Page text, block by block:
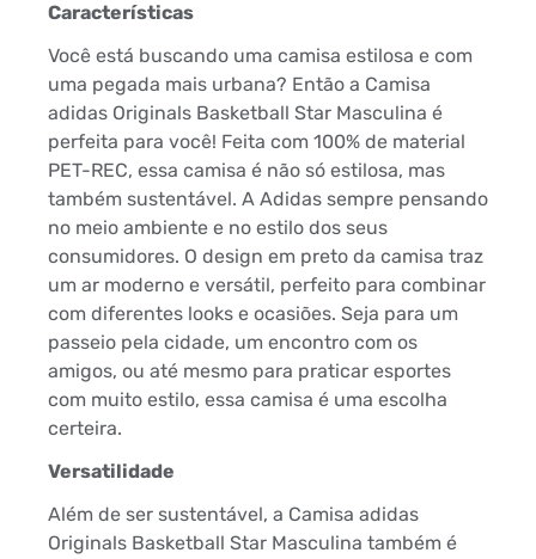
Características
Você está buscando uma camisa estilosa e com
uma pegada mais urbana? Então a Camisa
adidas Originals Basketball Star Masculina é
perfeita para você! Feita com 100% de material
PET-REC, essa camisa é não só estilosa, mas
também sustentável. A Adidas sempre pensando
no meio ambiente e no estilo dos seus
consumidores. O design em preto da camisa traz
um ar moderno e versátil, perfeito para combinar
com diferentes looks e ocasiões. Seja para um
passeio pela cidade, um encontro com os
amigos, ou até mesmo para praticar esportes
com muito estilo, essa camisa é uma escolha
certeira.
Versatilidade
Além de ser sustentável, a Camisa adidas
Originals Basketball Star Masculina também é